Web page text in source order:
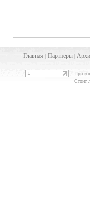
Главная |Партнеры |
При
Стоит